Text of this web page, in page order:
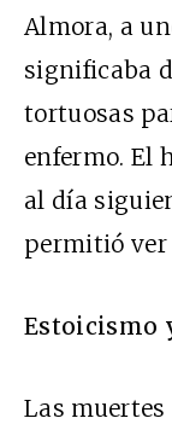
Almora, a
significaba
tortuosas
enfermo. El
al día
permitió ver
Estoicismo
Las